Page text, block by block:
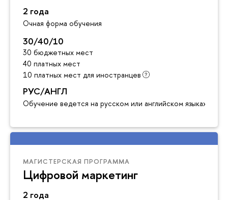
2 года
Очная форма обучения
30/40/10
30 бюджетных мест
40 платных мест
10 платных мест для иностранцев
РУС/АНГЛ
Обучение ведется на русском или английском языках
МАГИСТЕРСКАЯ ПРОГРАММА
Цифровой маркетинг
2 года